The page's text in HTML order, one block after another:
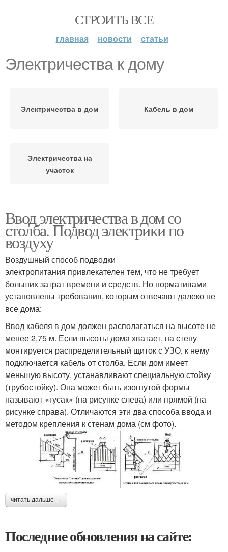
СТРОИТЬ ВСЕ
главная новости статьи
Электричества к дому
Электричества в дом Кабель в дом
Электричества на
участок
Ввод электричества в дом со
столба. Подвод электрики по
воздуху
Воздушный способ подводки
электропитания привлекателен тем, что не требует
больших затрат времени и средств. Но нормативами
установлены требования, которым отвечают далеко не
все дома:
Ввод кабеля в дом должен располагаться на высоте не
менее 2,75 м. Если высоты дома хватает, на стену
монтируется распределительный щиток с УЗО, к нему
подключается кабель от столба. Если дом имеет
меньшую высоту, устанавливают специальную стойку
(трубостойку). Она может быть изогнутой формы
называют «гусак» (на рисунке слева) или прямой (на
рисунке справа). Отличаются эти два способа ввода и
методом крепления к стенам дома (см фото).
читать дальше →
Последние обновления на сайте: